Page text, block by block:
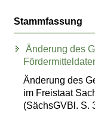
Stammfassung
Änderung des
Änderung des
im Freistaat
(SächsGVBl. S.